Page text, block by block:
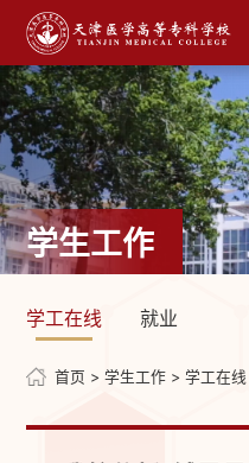
学生工作
学工在线 就业
首页 >学生工作 >学工在线